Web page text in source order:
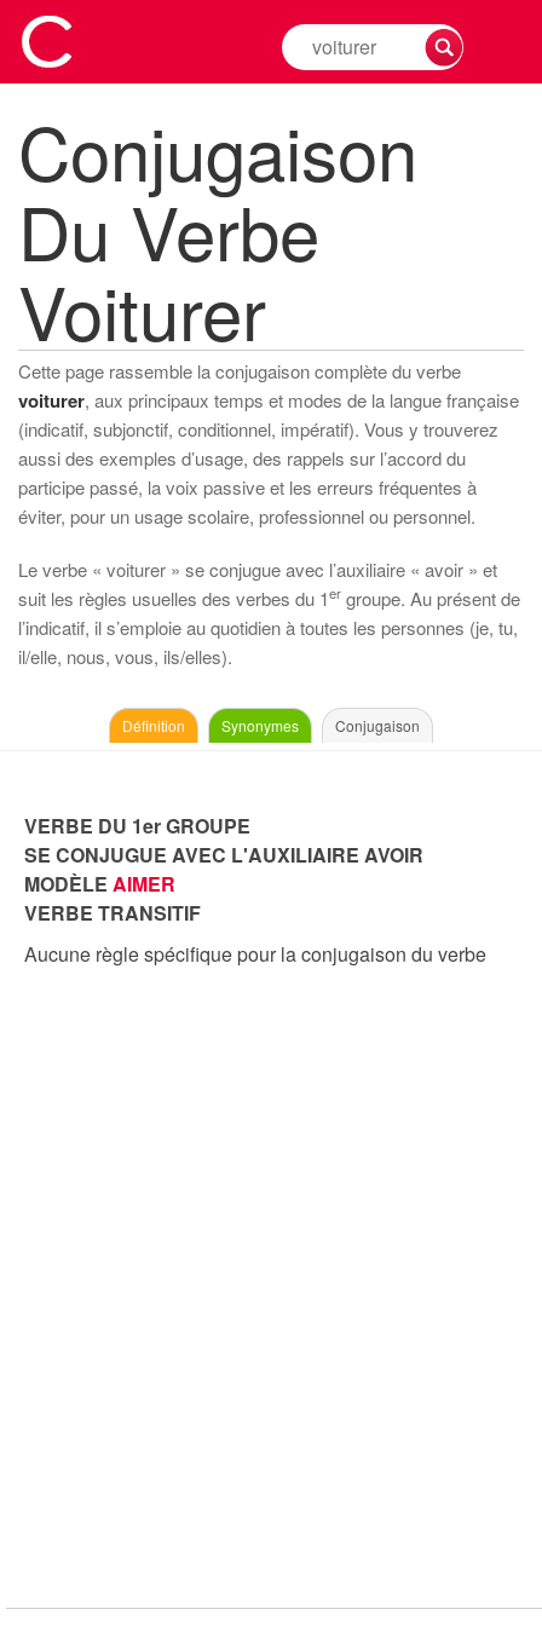
Rechercher
la
d'un
verbe
Conjugaison
Du Verbe
Voiturer
Cette page rassemble la conjugaison complète du verbe
voiturer, aux principaux temps et modes de la langue française
(indicatif, subjonctif, conditionnel, impératif). Vous y trouverez
aussi des exemples d’usage, des rappels sur l’accord du
participe passé, la voix passive et les erreurs fréquentes à
éviter, pour un usage scolaire, professionnel ou personnel.
Le verbe « voiturer » se conjugue avec l’auxiliaire « avoir » et
suit les règles usuelles des verbes du 1er groupe. Au présent de
l’indicatif, il s’emploie au quotidien à toutes les personnes (je, tu,
il/elle, nous, vous, ils/elles).
Définition Synonymes Conjugaison
VERBE DU 1er GROUPE
SE CONJUGUE AVEC L'AUXILIAIRE AVOIR
MODÈLE AIMER
VERBE TRANSITIF
Aucune règle spécifique pour la conjugaison du verbe